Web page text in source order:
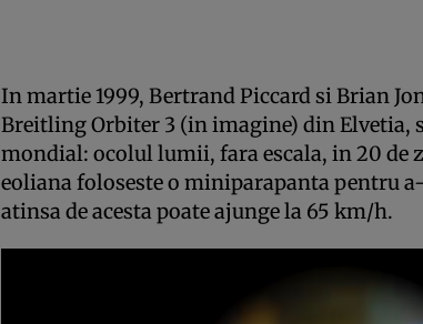
In martie 1999, Bertrand Piccard si Brian
Breitling Orbiter 3 (in imagine) din Elvetia,
mondial: ocolul lumii, fara escala, in 20 de
eoliana foloseste o miniparapanta pentru
atinsa de acesta poate ajunge la 65 km/h.